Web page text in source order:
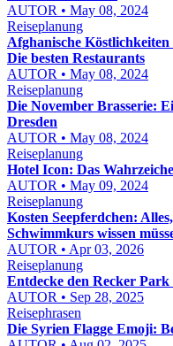
AUTOR • May 08, 2024
Reiseplanung
Afghanische
Die besten Restaurants
AUTOR • May 08, 2024
Reiseplanung
Die November Brasserie:
Dresden
AUTOR • May 08, 2024
Reiseplanung
Hotel Icon: Das
AUTOR • May 09, 2024
Reiseplanung
Kosten Seepferdchen:
Schwimmkurs wissen
AUTOR • Apr 03, 2026
Reiseplanung
Entdecke den Recker
AUTOR • Sep 28, 2025
Reisephrasen
Die Syrien Flagge Emoji: